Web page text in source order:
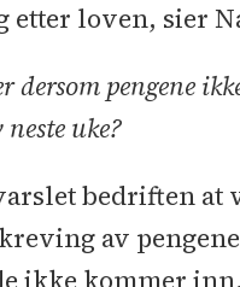
etter loven, sier
dersom pengene
uke?
bedriften at
av